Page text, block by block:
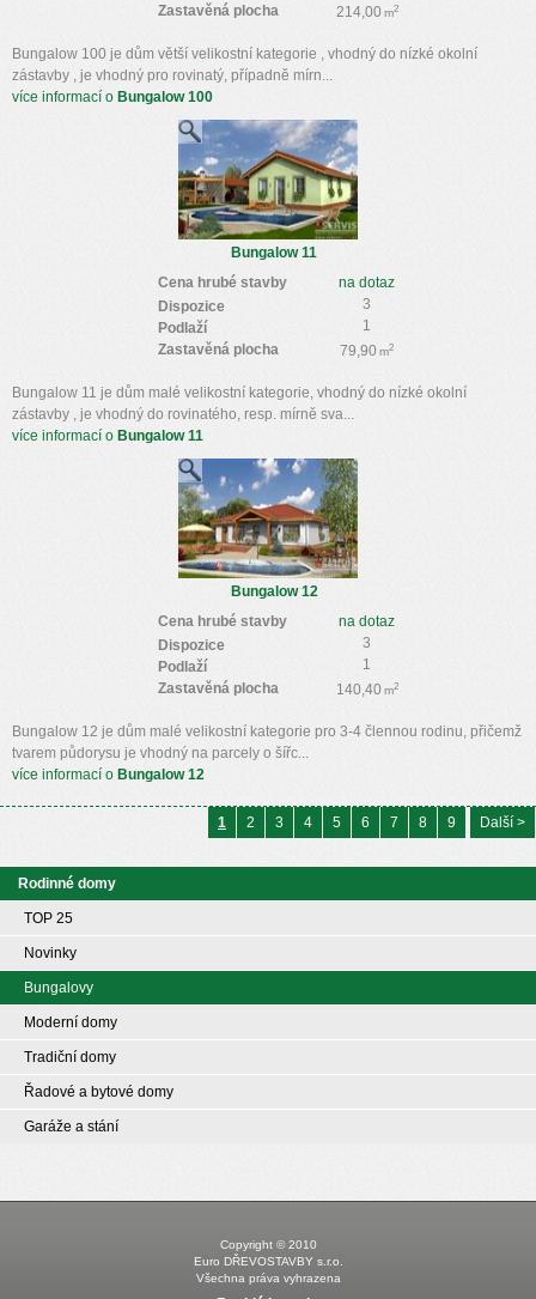
214,00 m2
Zastavěná plocha
Bungalow 100 je dům větší velikostní kategorie , vhodný do nízké okolní
zástavby , je vhodný pro rovinatý, případně mírn...
více informací o Bungalow 100
Bungalow 11
na dotaz
Cena hrubé stavby
3
Dispozice
1
Podlaží
79,90m2
Zastavěná plocha
Bungalow 11 je dům malé velikostní kategorie, vhodný do nízké okolní
zástavby , je vhodný do rovinatého, resp. mírně sva...
více informací o Bungalow 11
Bungalow 12
na dotaz
Cena hrubé stavby
3
Dispozice
1
Podlaží
140,40 m2
Zastavěná plocha
Bungalow 12 je dům malé velikostní kategorie pro 3-4 člennou rodinu, přičemž
tvarem půdorysu je vhodný na parcely o šířc...
více informací o Bungalow 12
1 2 3 4 5 6 7 8 9 Další >
Rodinné domy
TOP 25
Novinky
Bungalovy
Moderní domy
Tradiční domy
Řadové a bytové domy
Garáže a stání
Copyright © 2010
Euro DŘEVOSTAVBY s.r.o.
Všechna práva vyhrazena